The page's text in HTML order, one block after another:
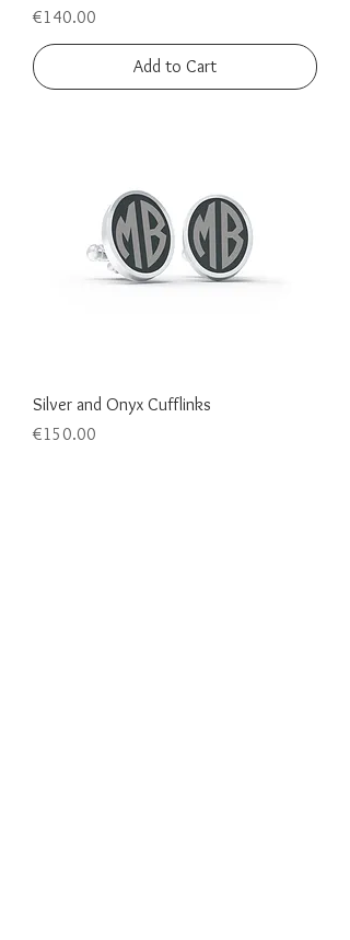
Price
€140.00
Add to Cart
Silver and Onyx Cufflinks
Price
€150.00